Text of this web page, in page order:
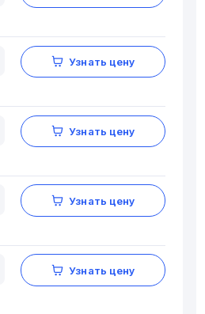
Узнать цену
Узнать цену
Узнать цену
Узнать цену